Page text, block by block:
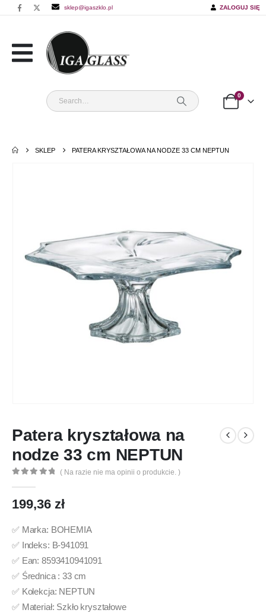
sklep@igaszklo.pl ZALOGUJ SIĘ
0
SKLEP PATERA KRYSZTAŁOWA NA NODZE 33 CM NEPTUN
Patera kryształowa na
nodze 33 cm NEPTUN
( Na razie nie ma opinii o produkcie. )
199,36 zł
✅ Marka: BOHEMIA
✅ Indeks: B-941091
✅ Ean: 8593410941091
✅ Średnica : 33 cm
✅ Kolekcja: NEPTUN
✅ Materiał: Szkło kryształowe